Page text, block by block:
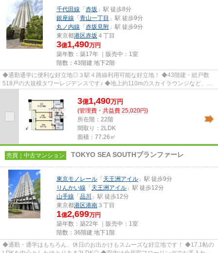
千代田線 「 赤坂 」駅 徒歩8分
銀座線 「 青山一丁目 」駅 徒歩9分
丸ノ内線 「 赤坂見附 」駅 徒歩9分
東京都港区赤坂 ４丁目
3億1,490万円
築年数：築17年 ｜販売中： 1室
階数：43階建 地下2階
◆通勤通学に便利な好立地◎３駅４路線利用可能な好立地！ ◆43階建・総戸数
518戸の大規模タワーレジデンスです♪ ◆地上約110mのスカイラウンジなど、共
3億1,490万円
(管理費・共益費 25,020円)
所在階：22階
間取り：2LDK
面積：77.26㎡
売買｜中古マンション TOKYO SEA SOUTHブランファーレ
東京モノレール 「 天王洲アイル 」駅 徒歩9分
りんかい線 「 天王洲アイル 」駅 徒歩12分
山手線 「 品川
」駅 徒歩12分
東京都港区港南 ３丁目
1億2,699万円
築年数：築22年 ｜販売中： 1室
階数：36階建 地下1階
◆通勤・通学はもちろん、休日のお出かけもスムーズな好立地です！ ◆17.1帖の